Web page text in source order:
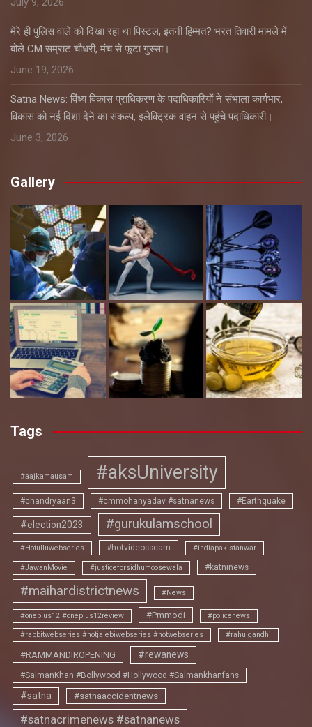
मेरे ही पुलिस वाले को दिखा रहा था पिस्टल, इतनी हिम्मत? भरत तिवारी मामले में
बोले CM सम्राट चौधरी, मंच से फूटा गुस्सा।
June 19, 2026
Satna News: विंध्य विकास प्राधिकरण के पदाधिकारियों ने संभाला कार्यभार,
विकास को नई दिशा देने का संकल्प, इलेक्ट्रिक वाहन से पहुंचे पदाधिकारी।
June 3, 2026
Gallery
Tags
#aajkamausam #aksUniversity
#chandryaan3 #cmmohanyadav #satnanews #Earthquake
#election2023 #gurukulamschool
#Hotulluwebseries #hotvideosscam #indiapakistanwar
#JawanMovie #justiceforsidhumoosewala #katninews
#maihardistrictnews #News
#oneplus12 #oneplus12review #Pmmodi #policenews
#rabbitwebseries #hotjalebiwebseries #hotwebseries #rahulgandhi
#RAMMANDIROPENING #rewanews
#SalmanKhan #Bollywood #Hollywood #Salmankhanfans
#satna #satnaaccidentnews
#satnacrimenews #satnanews